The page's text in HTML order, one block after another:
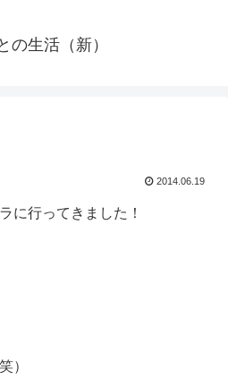
の生活（新）
2014.06.19
に行ってきました！
）